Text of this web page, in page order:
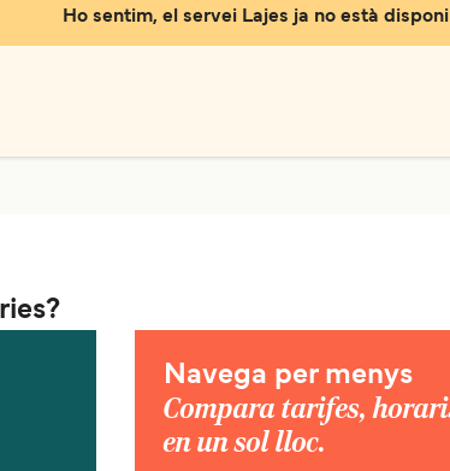
Ho sentim, el servei Lajes ja no està
Navega per menys
Compara tarifes,
en un sol lloc.